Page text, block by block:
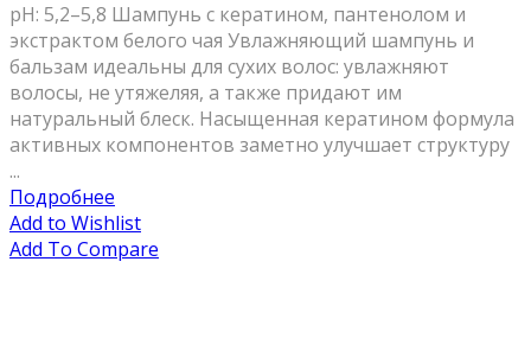
pH: 5,2–5,8 Шампунь с кератином, пантенолом и
экстрактом белого чая Увлажняющий шампунь и
бальзам идеальны для сухих волос: увлажняют
волосы, не утяжеляя, а также придают им
натуральный блеск. Насыщенная кератином формула
активных компонентов заметно улучшает структуру
...
Подробнее
Add to Wishlist
Add To Compare